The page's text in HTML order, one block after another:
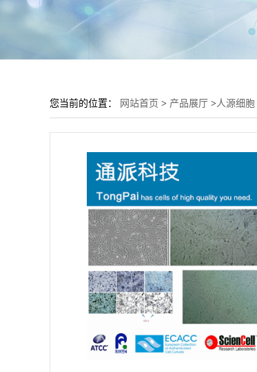
您当前的位置： 网站首页 > 产品展厅 >人源细胞